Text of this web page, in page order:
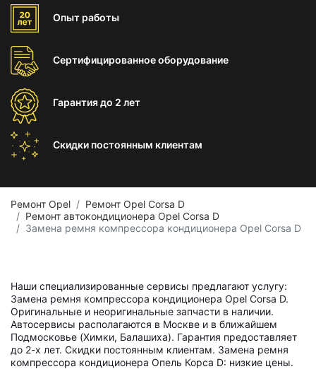
Опыт работы
Сертифицированноеоборудование
Гарантиядо 2 лет
Скидки постоянным клиентам
Ремонт Opel
Ремонт Opel Corsa D
Ремонт автокондиционера Opel Corsa D
Замена ремня компрессора кондиционера Opel Corsa D
Наши специализированные сервисы предлагают услугу:
Замена ремня компрессора кондиционера Opel Corsa D.
Оригинальные и неоригинальные запчасти в наличии.
Автосервисы располагаются в Москве и в ближайшем
Подмосковье (Химки, Балашиха). Гарантия предоставляет
до 2-х лет. Скидки постоянным клиентам. Замена ремня
компрессора кондиционера Опель Корса D: низкие цены.